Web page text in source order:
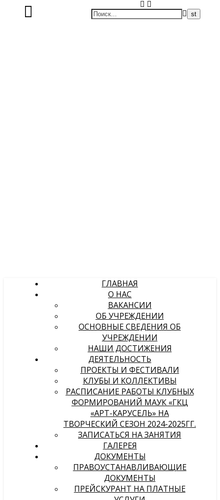
ГЛАВНАЯ
О НАС
ВАКАНСИИ
ОБ УЧРЕЖДЕНИИ
ОСНОВНЫЕ СВЕДЕНИЯ ОБ
УЧРЕЖДЕНИИ
НАШИ ДОСТИЖЕНИЯ
ДЕЯТЕЛЬНОСТЬ
ПРОЕКТЫ И ФЕСТИВАЛИ
КЛУБЫ И КОЛЛЕКТИВЫ
РАСПИСАНИЕ РАБОТЫ КЛУБНЫХ
ФОРМИРОВАНИЙ МАУК «ГКЦ
«АРТ-КАРУСЕЛЬ» НА
ТВОРЧЕСКИЙ СЕЗОН 2024-2025ГГ.
ЗАПИСАТЬСЯ НА ЗАНЯТИЯ
ГАЛЕРЕЯ
ДОКУМЕНТЫ
ПРАВОУСТАНАВЛИВАЮЩИЕ
ДОКУМЕНТЫ
ПРЕЙСКУРАНТ НА ПЛАТНЫЕ